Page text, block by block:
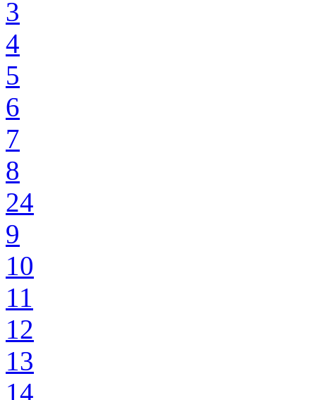
3
4
5
6
7
8
24
9
10
11
12
13
14